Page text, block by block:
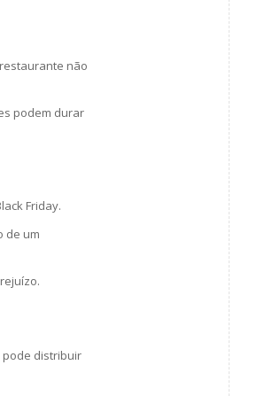
não
podem durar
Friday.
de um
pode distribuir